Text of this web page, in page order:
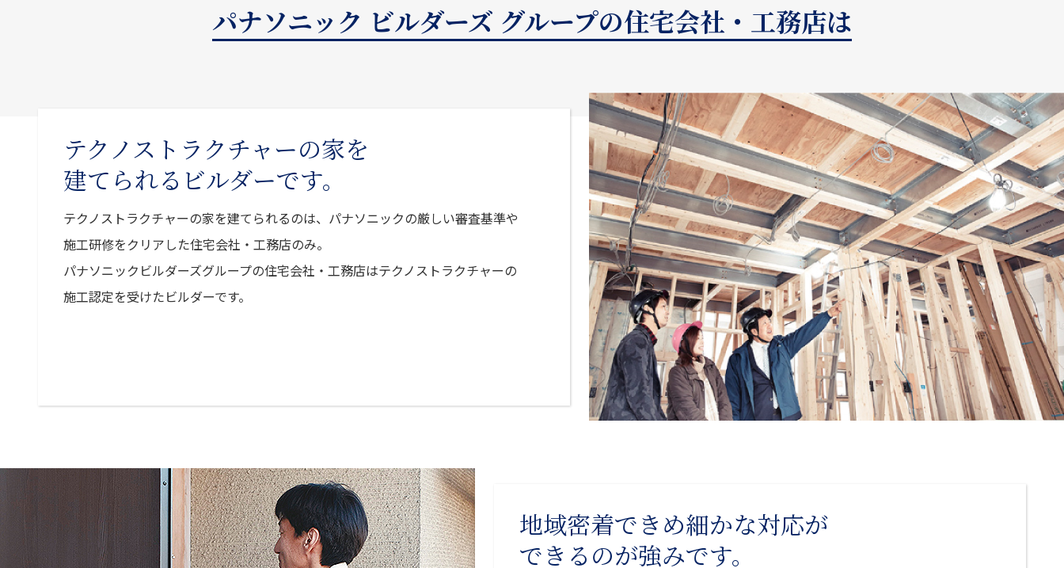
パナソニック ビルダーズ グループの住宅会社・工務店は
テクノストラクチャーの家を
建てられるビルダーです。
テクノストラクチャーの家を建てられるのは、パナソニックの厳しい審査基準や
施工研修をクリアした住宅会社・工務店のみ。
パナソニックビルダーズグループの住宅会社・工務店はテクノストラクチャーの
施工認定を受けたビルダーです。
地域密着できめ細かな対応が
できるのが強みです。